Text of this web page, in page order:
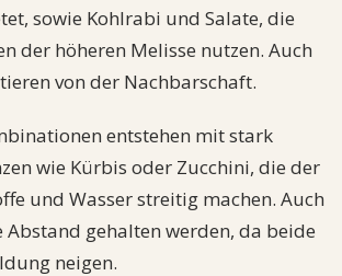
sowie Kohlrabi und Salate, die
der höheren Melisse nutzen. Auch
von der Nachbarschaft.
entstehen mit stark
wie Kürbis oder Zucchini, die der
und Wasser streitig machen. Auch
Abstand gehalten werden, da beide
neigen.